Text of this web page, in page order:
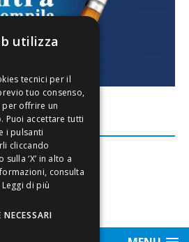
utilizza
Leggi di più